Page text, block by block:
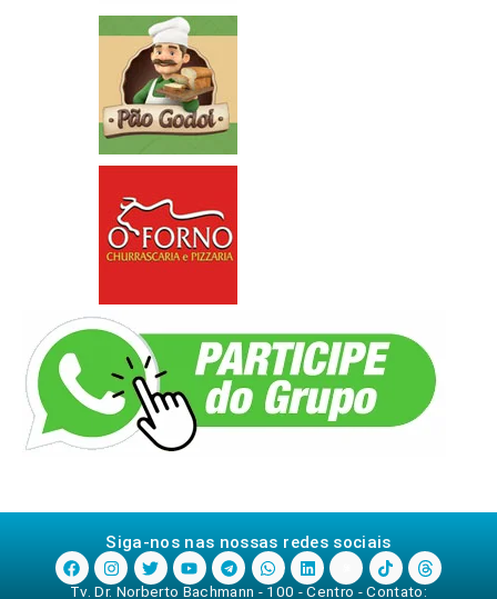
Siga-nos nas nossas redes sociais
Tv. Dr. Norberto Bachmann - 100 - Centro - Contato: